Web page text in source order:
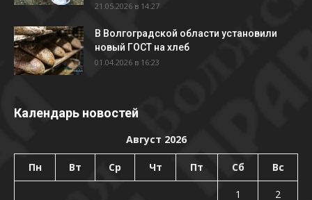
21.05.2026 в 14:27
В Волгоградской области установили
новый ГОСТ на хлеб
01.04.2026 в 16:23
Календарь новостей
Август 2026
Пн Вт Ср Чт Пт Сб Вс
1
2